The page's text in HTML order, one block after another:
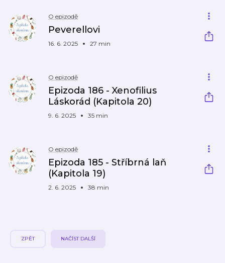
O epizodě
Peverellovi
16. 6. 2025 27 min
O epizodě
Epizoda 186 - Xenofilius
Láskorád (Kapitola 20)
9. 6. 2025 35 min
O epizodě
Epizoda 185 - Stříbrná laň
(Kapitola 19)
2. 6. 2025 38 min
ZPĚT NAČÍST DALŠÍ